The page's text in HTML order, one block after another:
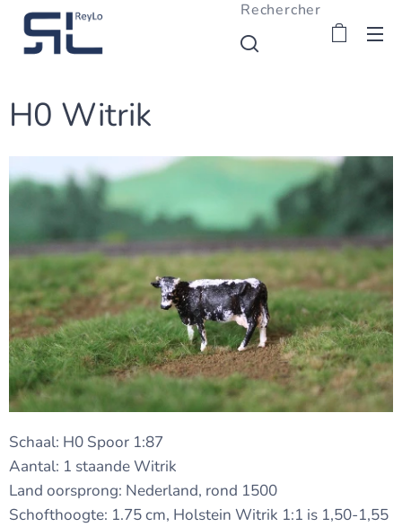
Rechercher
H0 Witrik
Schaal: H0 Spoor 1:87
Aantal: 1 staande Witrik
Land oorsprong: Nederland, rond 1500
Schofthoogte: 1.75 cm, Holstein Witrik 1:1 is 1,50-1,55